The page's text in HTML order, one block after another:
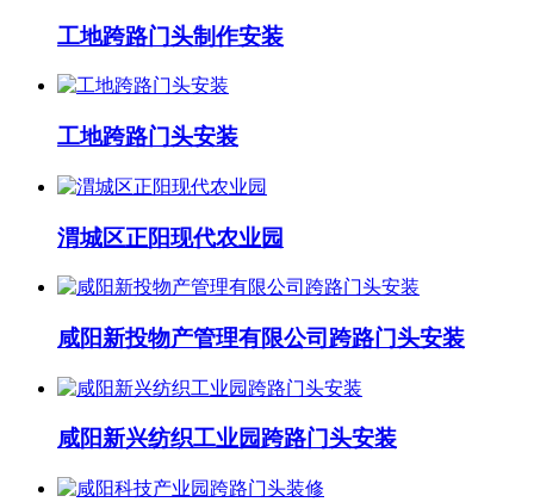
工地跨路门头制作安装
工地跨路门头安装
渭城区正阳现代农业园
咸阳新投物产管理有限公司跨路门头安装
咸阳新兴纺织工业园跨路门头安装